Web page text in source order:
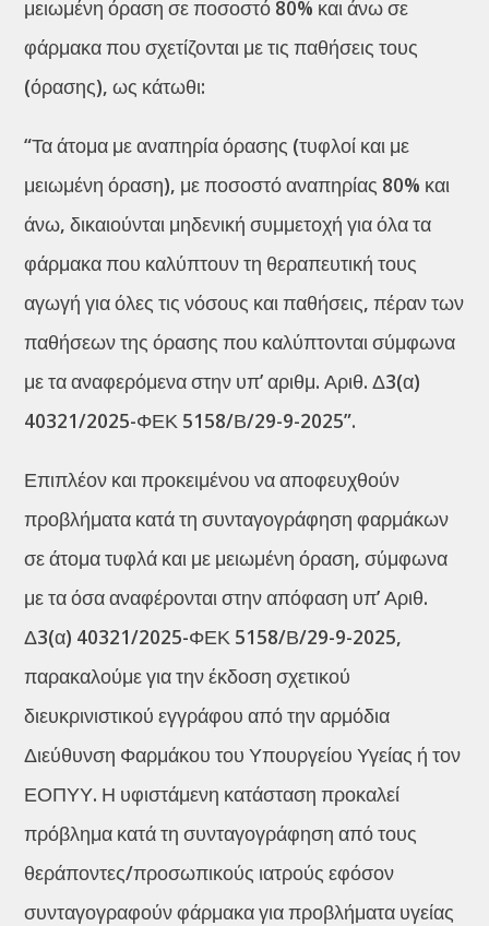
μειωμένη όραση σε ποσοστό 80% και άνω σε
φάρμακα που σχετίζονται με τις παθήσεις τους
(όρασης), ως κάτωθι:
“Τα άτομα με αναπηρία όρασης (τυφλοί και με
μειωμένη όραση), με ποσοστό αναπηρίας 80% και
άνω, δικαιούνται μηδενική συμμετοχή για όλα τα
φάρμακα που καλύπτουν τη θεραπευτική τους
αγωγή για όλες τις νόσους και παθήσεις, πέραν των
παθήσεων της όρασης που καλύπτονται σύμφωνα
με τα αναφερόμενα στην υπ’ αριθμ. Αριθ. Δ3(α)
40321/2025-ΦΕΚ 5158/Β/29-9-2025”.
Επιπλέον και προκειμένου να αποφευχθούν
προβλήματα κατά τη συνταγογράφηση φαρμάκων
σε άτομα τυφλά και με μειωμένη όραση, σύμφωνα
με τα όσα αναφέρονται στην απόφαση υπ’ Αριθ.
Δ3(α) 40321/2025-ΦΕΚ 5158/Β/29-9-2025,
παρακαλούμε για την έκδοση σχετικού
διευκρινιστικού εγγράφου από την αρμόδια
Διεύθυνση Φαρμάκου του Υπουργείου Υγείας ή τον
ΕΟΠΥΥ. Η υφιστάμενη κατάσταση προκαλεί
πρόβλημα κατά τη συνταγογράφηση από τους
θεράποντες/προσωπικούς ιατρούς εφόσον
συνταγογραφούν φάρμακα για προβλήματα υγείας